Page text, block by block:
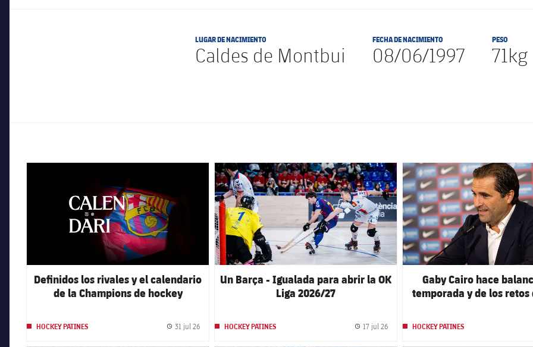
LUGAR DE NACIMIENTO
Caldes de Montbui
FECHA DE NACIMIENTO
08/06/1997
PESO
71kg
Definidos los rivales y el calendario
de la Champions de hockey
HOCKEY PATINES Fecha de publicación
31 jul 26
FC Barcelona club badge
Un Barça - Igualada para abrir la OK
Liga 2026/27
HOCKEY PATINES Fecha de publicación
17 jul 26
FC Barcelona club badge
Gaby Cairo hace
temporada y de los
HOCKEY PATINES